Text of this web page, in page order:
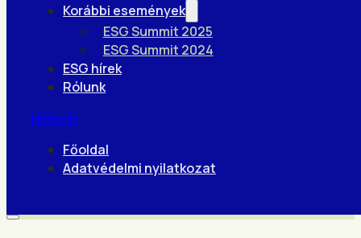
Korábbi események
ESG Summit 2025
ESG Summit 2024
ESG hírek
Rólunk
Hírlevél
Főoldal
Adatvédelmi nyilatkozat